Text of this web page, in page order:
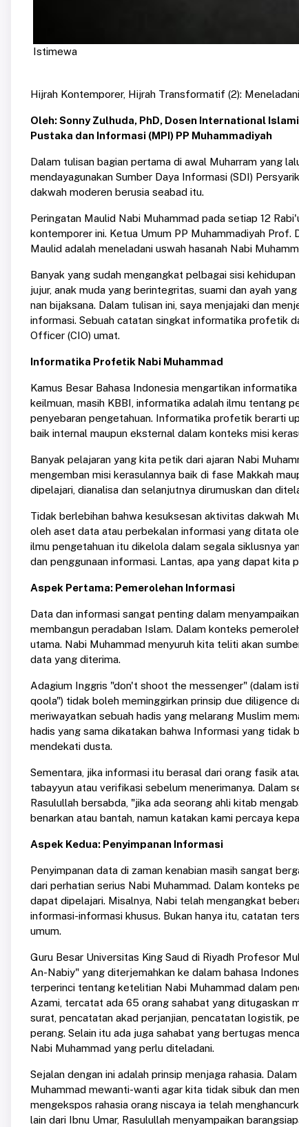
Istimewa
Hijrah Kontemporer, Hijrah Transformatif (2):
Oleh: Sonny Zulhuda, PhD, Dosen International
Pustaka dan Informasi (MPI) PP Muhammadiyah
Dalam tulisan bagian pertama di awal Muharram yang
mendayagunakan Sumber Daya Informasi (SDI)
dakwah moderen berusia seabad itu.
Peringatan Maulid Nabi Muhammad pada setiap 12
kontemporer ini. Ketua Umum PP Muhammadiyah Prof.
Maulid adalah meneladani uswah hasanah Nabi
Banyak yang sudah mengangkat pelbagai sisi
jujur, anak muda yang berintegritas, suami dan ayah
nan bijaksana. Dalam tulisan ini, saya menjajaki dan
informasi. Sebuah catatan singkat informatika profetik
Officer (CIO) umat.
Informatika Profetik Nabi Muhammad
Kamus Besar Bahasa Indonesia mengartikan
keilmuan, masih KBBI, informatika adalah ilmu tentang
penyebaran pengetahuan. Informatika profetik berarti
baik internal maupun eksternal dalam konteks misi
Banyak pelajaran yang kita petik dari ajaran Nabi
mengemban misi kerasulannya baik di fase Makkah
dipelajari, dianalisa dan selanjutnya dirumuskan dan
Tidak berlebihan bahwa kesuksesan aktivitas dakwah
oleh aset data atau perbekalan informasi yang ditata
ilmu pengetahuan itu dikelola dalam segala siklusnya
dan penggunaan informasi. Lantas, apa yang dapat kita
Aspek Pertama: Pemerolehan Informasi
Data dan informasi sangat penting dalam
membangun peradaban Islam. Dalam konteks
utama. Nabi Muhammad menyuruh kita teliti akan
data yang diterima.
Adagium Inggris "don't shoot the messenger" (dalam
qoola") tidak boleh meminggirkan prinsip due diligence
meriwayatkan sebuah hadis yang melarang Muslim
hadis yang sama dikatakan bahwa Informasi yang
mendekati dusta.
Sementara, jika informasi itu berasal dari orang fasik
tabayyun atau verifikasi sebelum menerimanya. Dalam
Rasulullah bersabda, "jika ada seorang ahli kitab
benarkan atau bantah, namun katakan kami percaya
Aspek Kedua: Penyimpanan Informasi
Penyimpanan data di zaman kenabian masih sangat
dari perhatian serius Nabi Muhammad. Dalam konteks
dapat dipelajari. Misalnya, Nabi telah mengangkat
informasi-informasi khusus. Bukan hanya itu, catatan
umum.
Guru Besar Universitas King Saud di Riyadh Profesor
An-Nabiy" yang diterjemahkan ke dalam bahasa
terperinci tentang ketelitian Nabi Muhammad dalam
Azami, tercatat ada 65 orang sahabat yang ditugaskan
surat, pencatatan akad perjanjian, pencatatan logistik,
perang. Selain itu ada juga sahabat yang bertugas
Nabi Muhammad yang perlu diteladani.
Sejalan dengan ini adalah prinsip menjaga rahasia.
Muhammad mewanti-wanti agar kita tidak sibuk dan
mengekspos rahasia orang niscaya ia telah
lain dari Ibnu Umar, Rasulullah menyampaikan